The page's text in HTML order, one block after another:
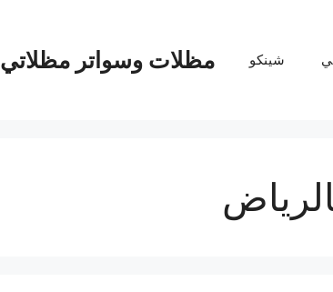
مظلات وسواتر مظلاتي شينكو